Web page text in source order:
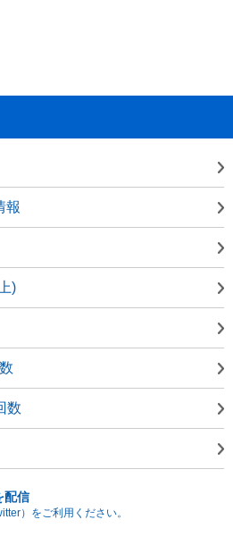
報
)
数
配信
）をご利用ください。